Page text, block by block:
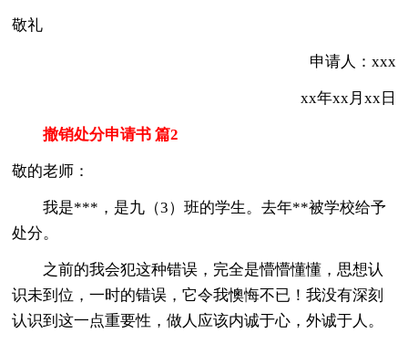
敬礼
申请人：xxx
xx年xx月xx日
撤销处分申请书 篇2
敬的老师：
我是***，是九（3）班的学生。去年**被学校给予
处分。
之前的我会犯这种错误，完全是懵懵懂懂，思想认
识未到位，一时的错误，它令我懊悔不已！我没有深刻
认识到这一点重要性，做人应该内诚于心，外诚于人。